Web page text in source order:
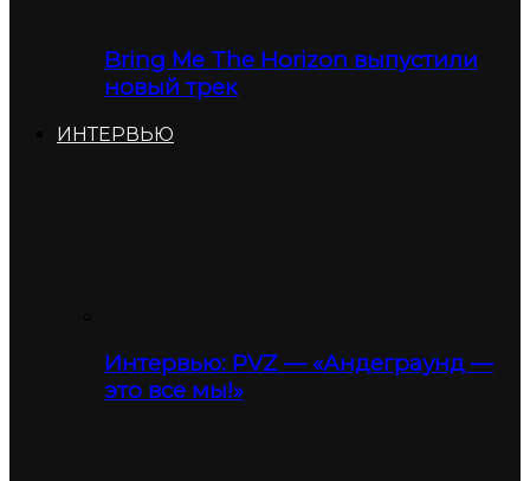
Bring Me The Horizon выпустили
новый трек
ИНТЕРВЬЮ
Интервью: PVZ — «Андеграунд —
это все мы!»